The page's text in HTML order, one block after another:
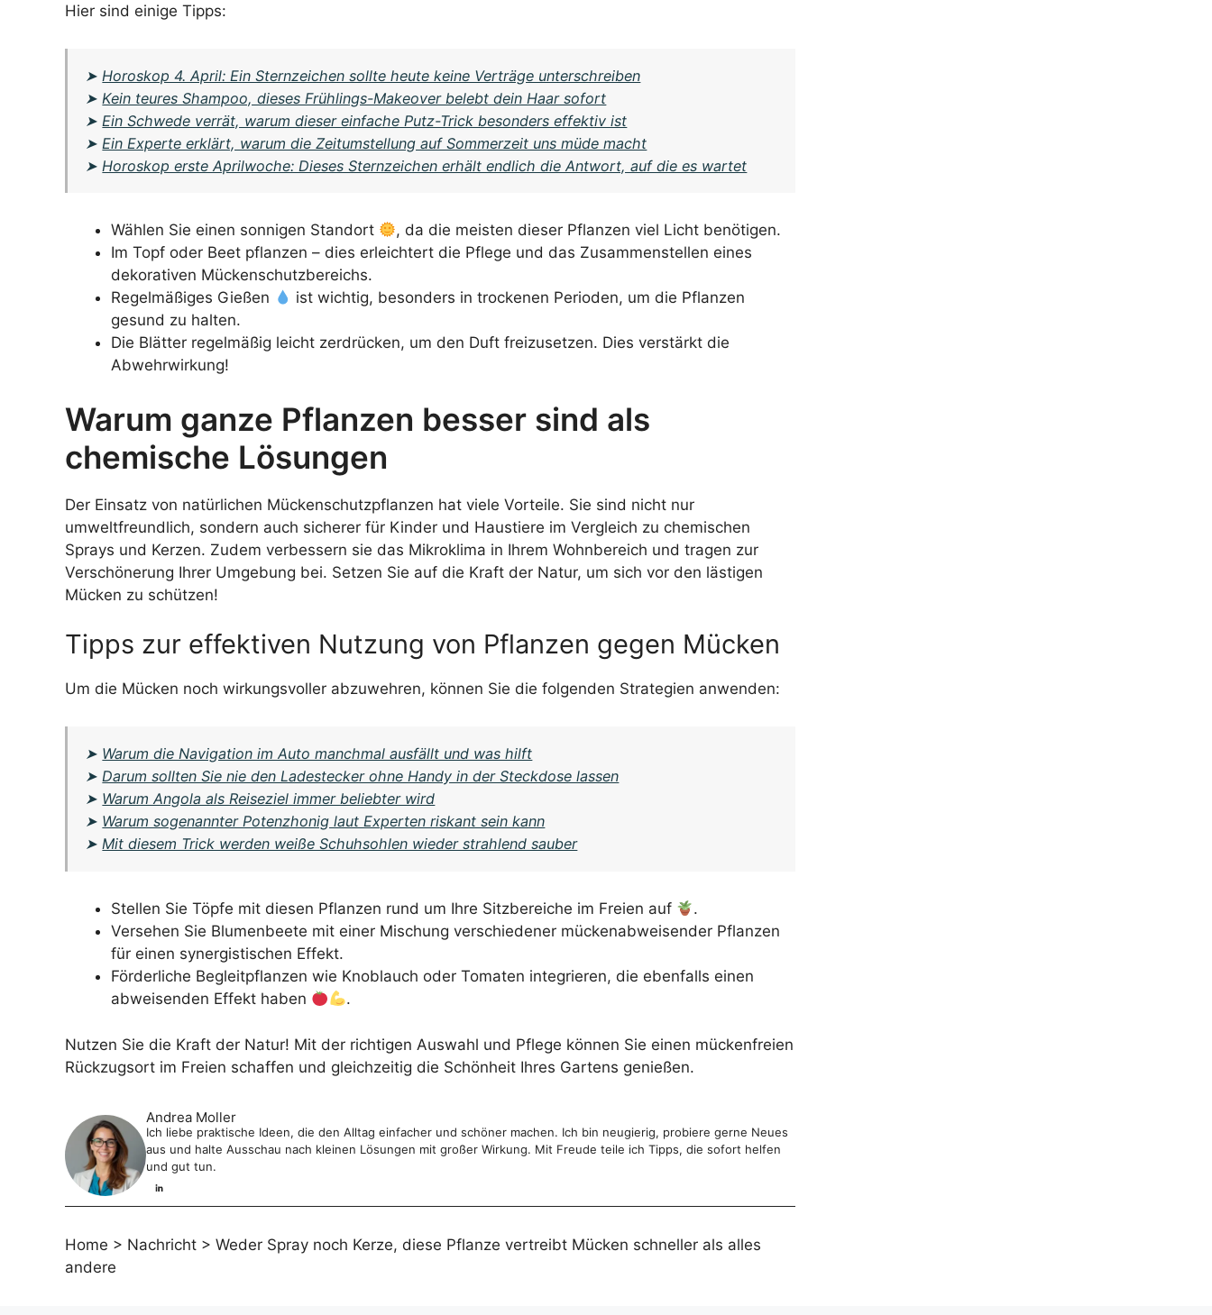
Hier sind einige Tipps:
➤ Horoskop 4. April: Ein Sternzeichen sollte heute keine Verträge unterschreiben
➤ Kein teures Shampoo, dieses Frühlings-Makeover belebt dein Haar sofort
➤ Ein Schwede verrät, warum dieser einfache Putz-Trick besonders effektiv ist
➤ Ein Experte erklärt, warum die Zeitumstellung auf Sommerzeit uns müde macht
➤ Horoskop erste Aprilwoche: Dieses Sternzeichen erhält endlich die Antwort, auf die es wartet
Wählen Sie einen sonnigen Standort
, da die meisten dieser Pflanzen viel Licht benötigen.
Im Topf oder Beet pflanzen – dies erleichtert die Pflege und das Zusammenstellen eines
dekorativen Mückenschutzbereichs.
Regelmäßiges Gießen
ist wichtig, besonders in trockenen Perioden, um die Pflanzen
gesund zu halten.
Die Blätter regelmäßig leicht zerdrücken, um den Duft freizusetzen. Dies verstärkt die
Abwehrwirkung!
Warum ganze Pflanzen besser sind als
chemische Lösungen
Der Einsatz von natürlichen Mückenschutzpflanzen hat viele Vorteile. Sie sind nicht nur
umweltfreundlich, sondern auch sicherer für Kinder und Haustiere im Vergleich zu chemischen
Sprays und Kerzen. Zudem verbessern sie das Mikroklima in Ihrem Wohnbereich und tragen zur
Verschönerung Ihrer Umgebung bei. Setzen Sie auf die Kraft der Natur, um sich vor den lästigen
Mücken zu schützen!
Tipps zur effektiven Nutzung von Pflanzen gegen Mücken
Um die Mücken noch wirkungsvoller abzuwehren, können Sie die folgenden Strategien anwenden:
➤ Warum die Navigation im Auto manchmal ausfällt und was hilft
➤Darum sollten Sie nie den Ladestecker ohne Handy in der Steckdose lassen
➤ Warum Angola als Reiseziel immer beliebter wird
➤ Warum sogenannter Potenzhonig laut Experten riskant sein kann
➤Mit diesem Trick werden weiße Schuhsohlen wieder strahlend sauber
Stellen Sie Töpfe mit diesen Pflanzen rund um Ihre Sitzbereiche im Freien auf
.
Versehen Sie Blumenbeete mit einer Mischung verschiedener mückenabweisender Pflanzen
für einen synergistischen Effekt.
Förderliche Begleitpflanzen wie Knoblauch oder Tomaten integrieren, die ebenfalls einen
abweisenden Effekt haben
.
Nutzen Sie die Kraft der Natur! Mit der richtigen Auswahl und Pflege können Sie einen mückenfreien
Rückzugsort im Freien schaffen und gleichzeitig die Schönheit Ihres Gartens genießen.
Andrea Moller
Ich liebe praktische Ideen, die den Alltag einfacher und schöner machen. Ich bin neugierig, probiere gerne Neues
aus und halte Ausschau nach kleinen Lösungen mit großer Wirkung. Mit Freude teile ich Tipps, die sofort helfen
und gut tun.
Home > Nachricht > Weder Spray noch Kerze, diese Pflanze vertreibt Mücken schneller als alles
andere